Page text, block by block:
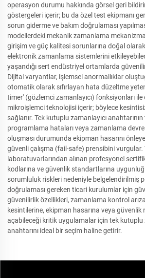
operasyon durumu hakkında görsel geri
göstergeleri içerir; bu da özel test ekipmanı
sorun giderme ve bakım doğrulaması
modellerdeki mekanik zamanlama
girişim ve güç kalitesi sorunlarına doğal
elektronik zamanlama sistemlerini
yaşandığı sert endüstriyel ortamlarda
Dijital varyantlar, işlemsel anormallıklar
otomatik olarak sıfırlayan hata düzeltme
timer' (gözlemci zamanlayıcı) fonksiyonları ile
mikroişlemci teknolojisi içerir; böylece
sağlanır. Tek kutuplu zamanlayıcı
programlama hataları veya zamanlama
oluşması durumunda ekipman hasarını
güvenli çalışma (fail-safe) prensibini vurgular.
laboratuvarlarından alınan profesyonel
kodlarına ve güvenlik standartlarına
sorumluluk riskleri nedeniyle belgelendirilmiş
doğrulaması gereken ticari kurulumlar için
güvenilirlik özellikleri, zamanlama kontrol
kesintilerine, ekipman hasarına veya güvenlik
açabileceği kritik uygulamalar için tek kutuplu
anahtarını ideal bir seçim haline getirir.